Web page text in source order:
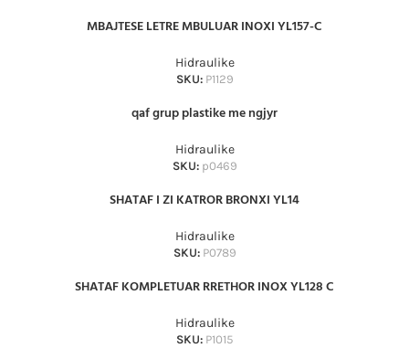
MBAJTESE LETRE MBULUAR INOXI YL157-C
Hidraulike
SKU: P1129
qaf grup plastike me ngjyr
Hidraulike
SKU: p0469
SHATAF I ZI KATROR BRONXI YL14
Hidraulike
SKU: P0789
SHATAF KOMPLETUAR RRETHOR INOX YL128 C
Hidraulike
SKU: P1015